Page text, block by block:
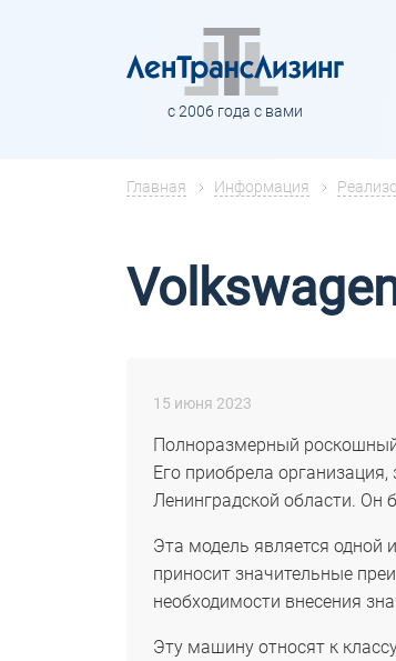
с 2006 года с вами
Главная Информация
15 июня 2023
Полноразмерный
Его приобрела
Ленинградской области. Он
Эта модель является одной
приносит значительные
необходимости внесения
Эту машину относят к